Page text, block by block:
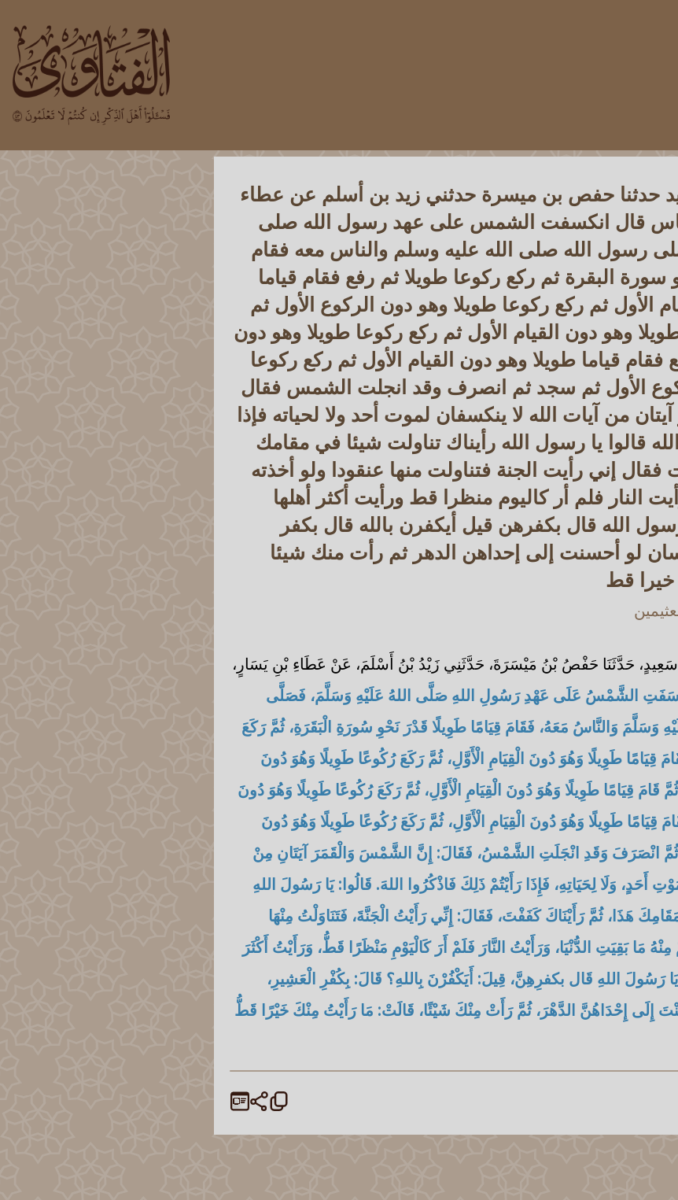
حدثنا حفص بن ميسرة حدثني زيد بن أسلم عن عطاء
قال انكسفت الشمس على عهد رسول الله صلى
رسول الله صلى الله عليه وسلم والناس معه فقام
سورة البقرة ثم ركع ركوعا طويلا ثم رفع فقام قياما
الأول ثم ركع ركوعا طويلا وهو دون الركوع الأول ثم
وهو دون القيام الأول ثم ركع ركوعا طويلا وهو دون
فقام قياما طويلا وهو دون القيام الأول ثم ركع ركوعا
الأول ثم سجد ثم انصرف وقد انجلت الشمس فقال
من آيات الله لا ينكسفان لموت أحد ولا لحياته فإذا
قالوا يا رسول الله رأيناك تناولت شيئا في مقامك
إني رأيت الجنة فتناولت منها عنقودا ولو أخذته
النار فلم أر كاليوم منظرا قط ورأيت أكثر أهلها
الله قال بكفرهن قيل أيكفرن بالله قال بكفر
لو أحسنت إلى إحداهن الدهر ثم رأت منك شيئا
قط
سَعِيدٍ، حَدَّثَنَا حَفْصُ بْنُ مَيْسَرَةَ، حَدَّثَنِي زَيْدُ بْنُ أَسْلَمَ، عَنْ عَطَاءِ بْنِ يَسَارٍ،
الشَّمْسُ عَلَى عَهْدِ رَسُولِ اللهِ صَلَّى اللهُ عَلَيْهِ وَسَلَّمَ، فَصَلَّى
وَسَلَّمَ وَالنَّاسُ مَعَهُ، فَقَامَ قِيَامًا طَوِيلًا قَدْرَ نَحْوِ سُورَةِ الْبَقَرَةِ، ثُمَّ رَكَعَ
قِيَامًا طَوِيلًا وَهُوَ دُونَ الْقِيَامِ الْأَوَّلِ، ثُمَّ رَكَعَ رُكُوعًا طَوِيلًا وَهُوَ دُونَ
قَامَ قِيَامًا طَوِيلًا وَهُوَ دُونَ الْقِيَامِ الْأَوَّلِ، ثُمَّ رَكَعَ رُكُوعًا طَوِيلًا وَهُوَ دُونَ
قِيَامًا طَوِيلًا وَهُوَ دُونَ الْقِيَامِ الْأَوَّلِ، ثُمَّ رَكَعَ رُكُوعًا طَوِيلًا وَهُوَ دُونَ
ثُمَّ انْصَرَفَ وَقَدِ انْجَلَتِ الشَّمْسُ، فَقَالَ: إِنَّ الشَّمْسَ وَالْقَمَرَ آيَتَانِ مِنْ
أَحَدٍ، وَلَا لِحَيَاتِهِ، فَإِذَا رَأَيْتُمْ ذَلِكَ فَاذْكُرُوا اللهَ. قَالُوا: يَا رَسُولَ اللهِ
هَذَا، ثُمَّ رَأَيْنَاكَ كَفَفْتَ، فَقَالَ: إِنِّي رَأَيْتُ الْجَنَّةَ، فَتَنَاوَلْتُ مِنْهَا
مِنْهُ مَا بَقِيَتِ الدُّنْيَا، وَرَأَيْتُ النَّارَ فَلَمْ أَرَ كَالْيَوْمِ مَنْظَرًا قَطُّ، وَرَأَيْتُ أَكْثَرَ
يَا رَسُولَ اللهِ قَال بكفرِهِنَّ، قِيلَ: أَيَكْفُرْنَ بِاللهِ؟ قَالَ: بِكُفْرِ الْعَشِيرِ،
إِلَى إِحْدَاهُنَّ الدَّهْرَ، ثُمَّ رَأَتْ مِنْكَ شَيْئًا، قَالَتْ: مَا رَأَيْتُ مِنْكَ خَيْرًا قَطُّ